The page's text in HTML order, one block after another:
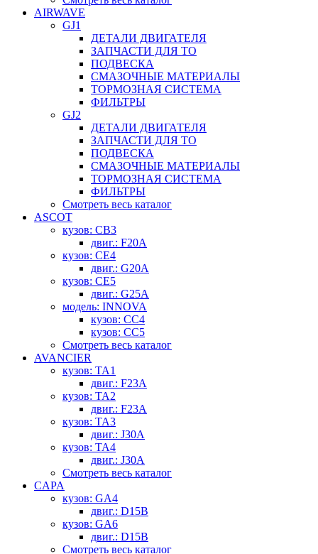
AIRWAVE
GJ1
ДЕТАЛИ ДВИГАТЕЛЯ
ЗАПЧАСТИ ДЛЯ ТО
ПОДВЕСКА
СМАЗОЧНЫЕ МАТЕРИАЛЫ
ТОРМОЗНАЯ СИСТЕМА
ФИЛЬТРЫ
GJ2
ДЕТАЛИ ДВИГАТЕЛЯ
ЗАПЧАСТИ ДЛЯ ТО
ПОДВЕСКА
СМАЗОЧНЫЕ МАТЕРИАЛЫ
ТОРМОЗНАЯ СИСТЕМА
ФИЛЬТРЫ
Смотреть весь каталог
ASCOT
кузов: CB3
двиг.: F20A
кузов: CE4
двиг.: G20A
кузов: CE5
двиг.: G25A
модель: INNOVA
кузов: CC4
кузов: CC5
Смотреть весь каталог
AVANCIER
кузов: TA1
двиг.: F23A
кузов: TA2
двиг.: F23A
кузов: TA3
двиг.: J30A
кузов: TA4
двиг.: J30A
Смотреть весь каталог
CAPA
кузов: GA4
двиг.: D15B
кузов: GA6
двиг.: D15B
Смотреть весь каталог